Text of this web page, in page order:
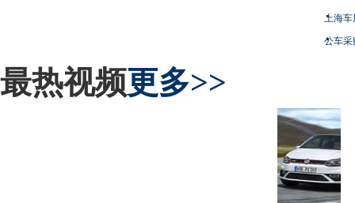
上海
公车采
最热视频更多>>